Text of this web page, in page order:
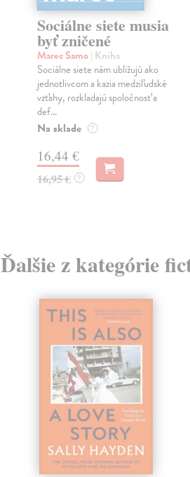
Sociálne siete musia
byť zničené
Marec Samo| Kniha
Sociálne siete nám ubližujú ako
jednotlivcom a kazia medziľudské
vzťahy, rozkladajú spoločnosť a
def...
Na sklade ?
16,44 €
16,95 € ?
Ďalšie z kategórie